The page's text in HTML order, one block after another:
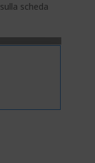
sulla scheda